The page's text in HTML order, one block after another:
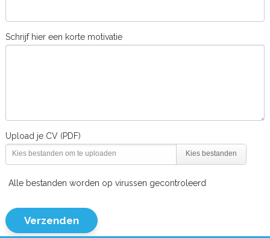
Schrijf hier een korte motivatie
Upload je CV (PDF)
Kies bestanden om te uploaden Kies bestanden
Alle bestanden worden op virussen gecontroleerd
Verzenden